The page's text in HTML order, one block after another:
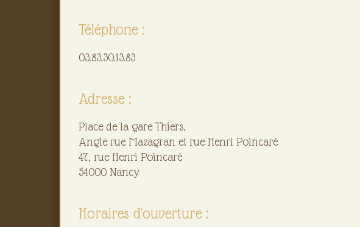
Téléphone :
03.83.30.13.83
Adresse :
Place de la gare Thiers,
Angle rue Mazagran et rue Henri Poincaré
47, rue Henri Poincaré
54000 Nancy
Horaires d'ouverture :